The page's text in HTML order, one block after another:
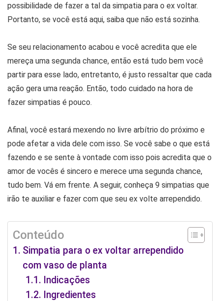
possibilidade de fazer a tal da simpatia para o ex voltar.
Portanto, se você está aqui, saiba que não está sozinha.
Se seu relacionamento acabou e você acredita que ele
mereça uma segunda chance, então está tudo bem você
partir para esse lado, entretanto, é justo ressaltar que cada
ação gera uma reação. Então, todo cuidado na hora de
fazer simpatias é pouco.
Afinal, você estará mexendo no livre arbítrio do próximo e
pode afetar a vida dele com isso. Se você sabe o que está
fazendo e se sente à vontade com isso pois acredita que o
amor de vocês é sincero e merece uma segunda chance,
tudo bem. Vá em frente. A seguir, conheça 9 simpatias que
irão te auxiliar e fazer com que seu ex volte arrependido.
Conteúdo
Simpatia para o ex voltar arrependido
com vaso de planta
Indicações
Ingredientes